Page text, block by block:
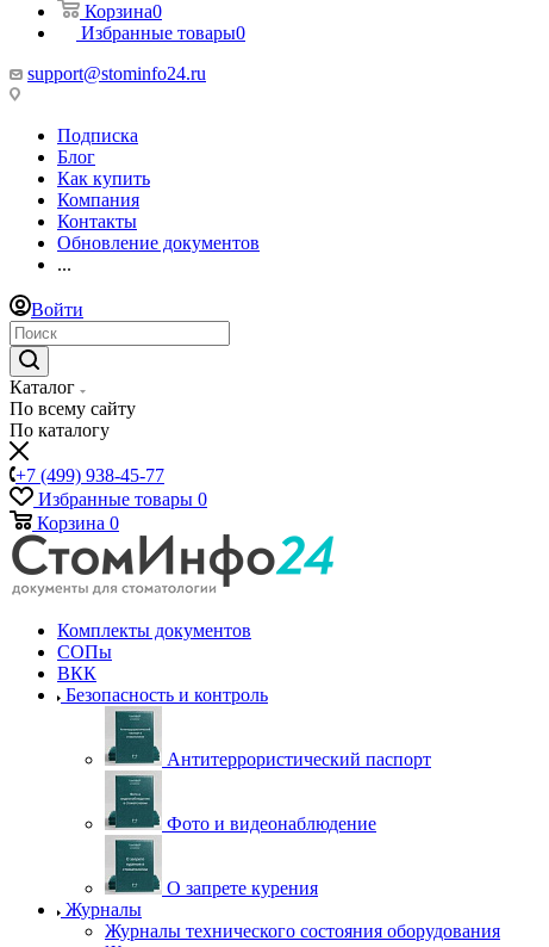
Корзина0
Избранные товары0
support@stominfo24.ru
Подписка
Блог
Как купить
Компания
Контакты
Обновление документов
...
Войти
Каталог
По всему сайту
По каталогу
+7 (499) 938-45-77
Избранные товары 0
Корзина 0
Комплекты документов
СОПы
ВКК
Безопасность и контроль
Антитеррористический паспорт
Фото и видеонаблюдение
О запрете курения
Журналы
Журналы технического состояния оборудования